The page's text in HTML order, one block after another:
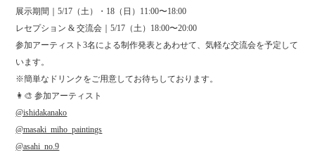
展示期間｜5/17（土）・18（日）11:00〜18:00
レセプション & 交流会｜5/17（土）18:00〜20:00
参加アーティスト3名による制作発表とあわせて、気軽な交流会を予定して
います。
※簡単なドリンクをご用意してお待ちしております。
👩‍🎨 参加アーティスト
@ishidakanako
@masaki_miho_paintings
@asahi_no.9